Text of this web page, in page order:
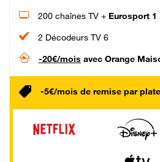
200 chaînes TV + Eurosport 1
2 Décodeurs TV 6
-20€/mois avec Orange
-5€/mois de remise par